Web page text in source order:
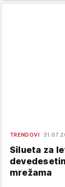
TRENDOVI
Silueta za
mrežama